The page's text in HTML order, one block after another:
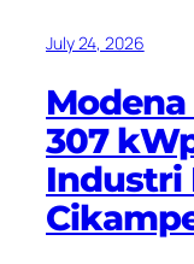
July 24, 2026
307
Industri